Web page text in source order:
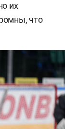
их
что